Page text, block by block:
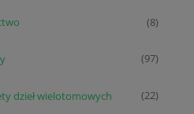
(8)
(97)
dzieł wielotomowych (22)